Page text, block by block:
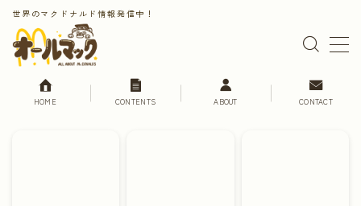
世界のマクドナルド情報発信中！
MENU
HOME CONTENTS ABOUT CONTACT